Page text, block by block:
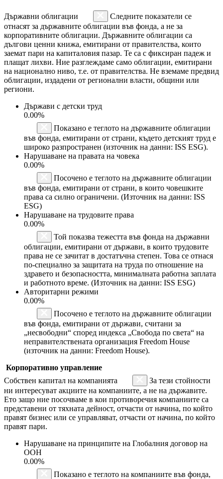
Държавни облигации
Следните показатели се
отнасят за държавните облигации във фонда, а не за
корпоративните облигации. Държавните облигации са
дългови ценни книжа, емитирани от правителства, които
заемат пари на капиталовия пазар. Те са с фиксиран падеж и
плащат лихви. Ние разглеждаме само облигации, емитирани
на национално ниво, т.е. от правителства. Не вземаме предвид
облигации, издадени от регионални власти, общини или
региони.
Държави с детски труд
0.00%
Показано е теглото на държавните облигации
във фонда, емитирани от страни, където детският труд е
широко разпространен (източник на данни: ISS ESG).
Нарушаване на правата на човека
0.00%
Посочено е теглото на държавните облигации
във фонда, емитирани от страни, в които човешките
права са силно ограничени. (Източник на данни: ISS
ESG)
Нарушаване на трудовите права
0.00%
Той показва тежестта във фонда на държавни
облигации, емитирани от държави, в които трудовите
права не се зачитат в достатъчна степен. Това се отнася
по-специално за защитата на труда по отношение на
здравето и безопасността, минималната работна заплата
и работното време. (Източник на данни: ISS ESG)
Авторитарни режими
0.00%
Посочено е теглото на държавните облигации
във фонда, емитирани от държави, считани за
„несвободни“ според индекса „Свобода по света“ на
неправителствената организация Freedom House
(източник на данни: Freedom House).
Корпоративно управление
Собствен капитал на компанията
За тези стойности
ни интересуват акциите на компаниите, а не на държавите.
Ето защо ние посочваме в кои противоречия компаниите са
представени от тяхната дейност, отчасти от начина, по който
правят бизнес или се управляват, отчасти от начина, по който
правят пари.
Нарушаване на принципите на Глобалния договор на
ООН
0.00%
Показано е теглото на компаниите във фонда,